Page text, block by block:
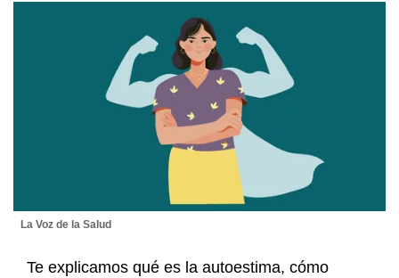
La Voz de la Salud
Te explicamos qué es la autoestima, cómo